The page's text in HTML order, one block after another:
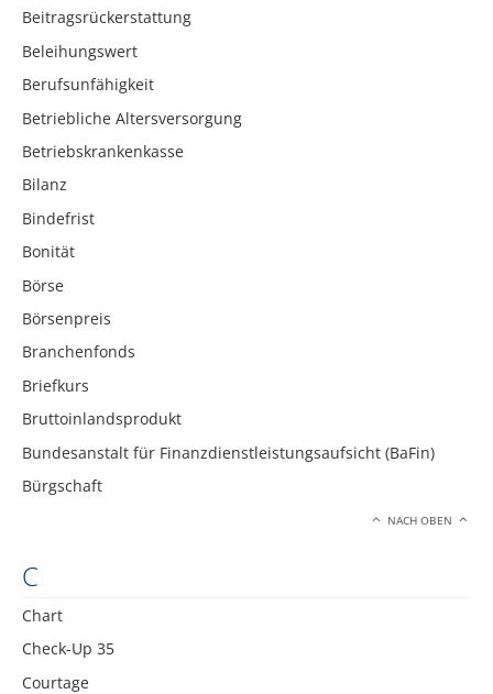
Beitragsrückerstattung
Beleihungswert
Berufsunfähigkeit
Betriebliche Altersversorgung
Betriebskrankenkasse
Bilanz
Bindefrist
Bonität
Börse
Börsenpreis
Branchenfonds
Briefkurs
Bruttoinlandsprodukt
Bundesanstalt für Finanzdienstleistungsaufsicht (BaFin)
Bürgschaft
NACH OBEN
C
Chart
Check-Up 35
Courtage